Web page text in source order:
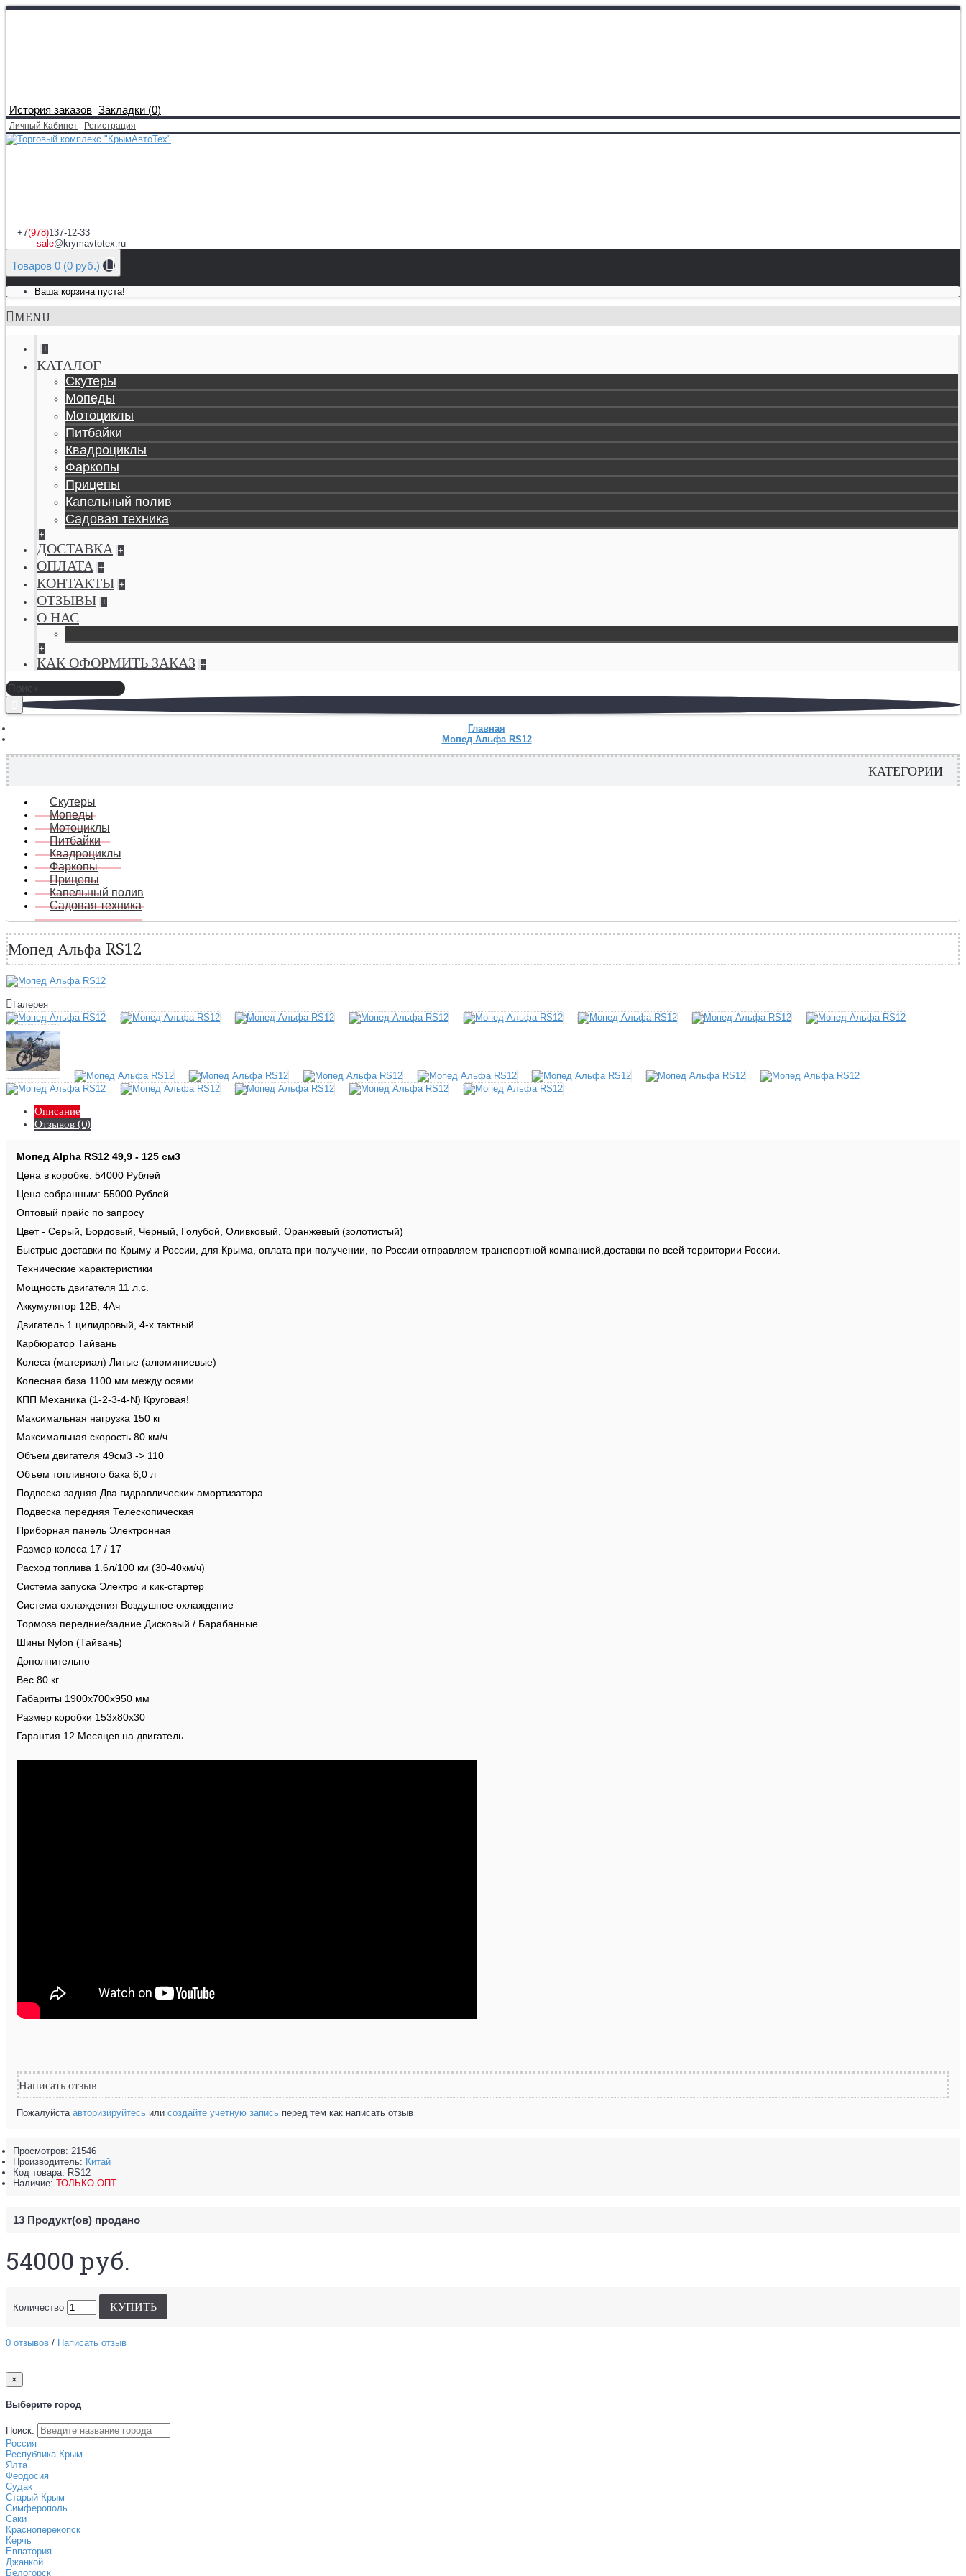
История заказов Закладки (0)
Личный Кабинет Регистрация
+7(978)137-12-33
sale@krymavtotex.ru
Товаров 0 (0 руб.)
Ваша корзина пуста!
MENU
+
КАТАЛОГ
Скутеры
Мопеды
Мотоциклы
Питбайки
Квадроциклы
Фаркопы
Прицепы
Капельный полив
Садовая техника
+
ДОСТАВКА +
ОПЛАТА +
КОНТАКТЫ +
ОТЗЫВЫ +
О НАС
+
КАК ОФОРМИТЬ ЗАКАЗ +
Главная
Мопед Альфа RS12
КАТЕГОРИИ
Скутеры
Мопеды
Мотоциклы
Питбайки
Квадроциклы
Фаркопы
Прицепы
Капельный полив
Садовая техника
Мопед Альфа RS12
Галерея
Описание
Отзывов (0)
Мопед Alpha RS12 49,9 - 125 см3
Цена в коробке: 54000 Рублей
Цена собранным: 55000 Рублей
Оптовый прайс по запросу
Цвет - Серый, Бордовый, Черный, Голубой, Оливковый, Оранжевый (золотистый)
Быстрые доставки по Крыму и России, для Крыма, оплата при получении, по России отправляем транспортной компанией,доставки по всей территории России.
Технические характеристики
Мощность двигателя 11 л.с.
Аккумулятор 12В, 4Ач
Двигатель 1 цилидровый, 4-х тактный
Карбюратор Тайвань
Колеса (материал) Литые (алюминиевые)
Колесная база 1100 мм между осями
КПП Механика (1-2-3-4-N) Круговая!
Максимальная нагрузка 150 кг
Максимальная скорость 80 км/ч
Объем двигателя 49см3 -> 110
Объем топливного бака 6,0 л
Подвеска задняя Два гидравлических амортизатора
Подвеска передняя Телескопическая
Приборная панель Электронная
Размер колеса 17 / 17
Расход топлива 1.6л/100 км (30-40км/ч)
Система запуска Электро и кик-стартер
Система охлаждения Воздушное охлаждение
Тормоза передние/задние Дисковый / Барабанные
Шины Nylon (Тайвань)
Дополнительно
Вес 80 кг
Габариты 1900х700х950 мм
Размер коробки 153х80х30
Гарантия 12 Месяцев на двигатель
Написать отзыв
Пожалуйста авторизируйтесь или создайте учетную запись перед тем как написать отзыв
Просмотров: 21546
Производитель: Китай
Код товара: RS12
Наличие: ТОЛЬКО ОПТ
13 Продукт(ов) продано
54000 руб.
Количество КУПИТЬ
0 отзывов / Написать отзыв
×
Выберите город
Поиск:
Россия
Республика Крым
Ялта
Феодосия
Судак
Старый Крым
Симферополь
Саки
Красноперекопск
Керчь
Евпатория
Джанкой
Белогорск